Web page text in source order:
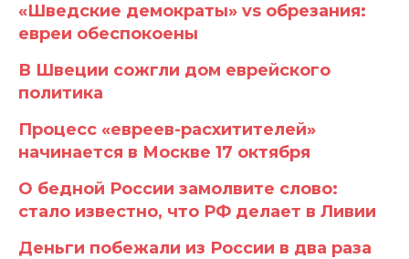
«Шведские демократы» vs обрезания:
евреи обеспокоены
В Швеции сожгли дом еврейского
политика
Процесс «евреев-расхитителей»
начинается в Москве 17 октября
О бедной России замолвите слово:
стало известно, что РФ делает в Ливии
Деньги побежали из России в два раза